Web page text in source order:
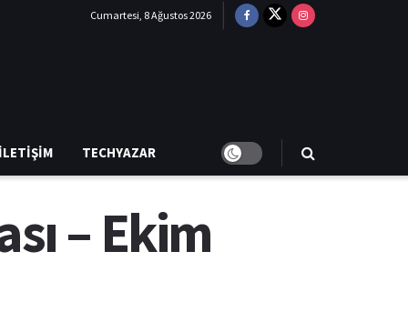
Cumartesi, 8 Ağustos 2026
TECHYAZAR
– Ekim